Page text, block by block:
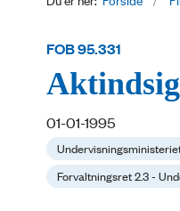
FOB 95.331
01-01-1995
Forvaltningsret 2.3 -